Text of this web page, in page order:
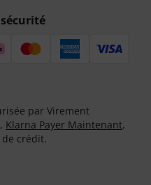
par Virement
Klarna Payer Maintenant,
de crédit.